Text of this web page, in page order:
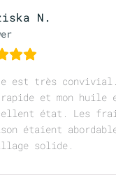
N.
est très convivial.
et mon huile
état. Les
étaient
solide.